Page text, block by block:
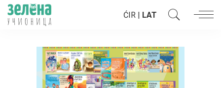
ĆIR | LAT